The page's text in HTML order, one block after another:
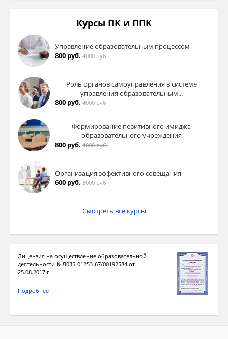
Курсы ПК и ППК
Управление образовательным процессом
800 руб. 4000 руб.
Роль органов самоуправления в системе
управления образовательным...
800 руб. 4000 руб.
Формирование позитивного имиджа
образовательного учреждения
800 руб. 4000 руб.
Организация эффективного совещания
600 руб. 3000 руб.
Смотреть все курсы
Лицензия на осуществление образовательной
деятельности №Л035-01253-67/00192584 от
25.08.2017 г.
Подробнее